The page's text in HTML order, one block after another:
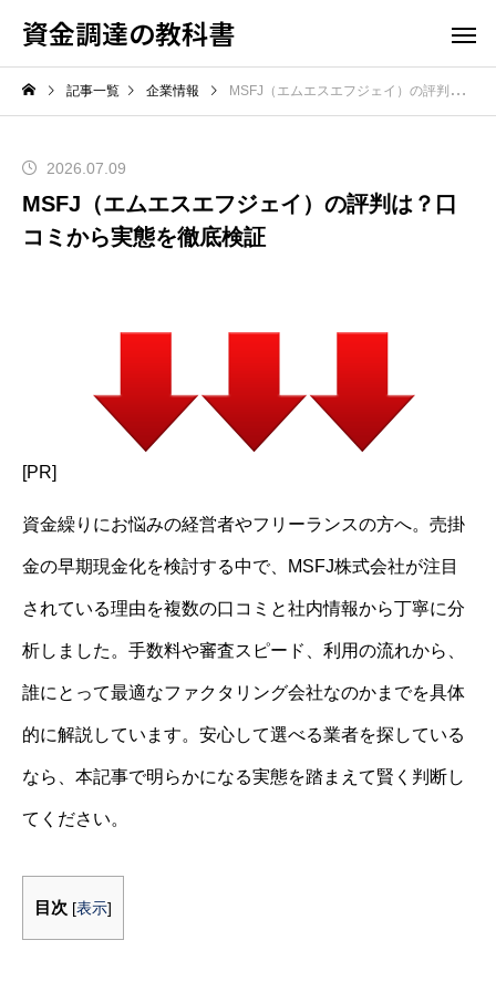
資金調達の教科書
記事一覧 企業情報 MSFJ（エムエスエフジェイ）の評判は？口コミから実態を徹底検証
2026.07.09
MSFJ（エムエスエフジェイ）の評判は？口
コミから実態を徹底検証
[PR]
資金繰りにお悩みの経営者やフリーランスの方へ。売掛
金の早期現金化を検討する中で、MSFJ株式会社が注目
されている理由を複数の口コミと社内情報から丁寧に分
析しました。手数料や審査スピード、利用の流れから、
誰にとって最適なファクタリング会社なのかまでを具体
的に解説しています。安心して選べる業者を探している
なら、本記事で明らかになる実態を踏まえて賢く判断し
てください。
目次 [表示]